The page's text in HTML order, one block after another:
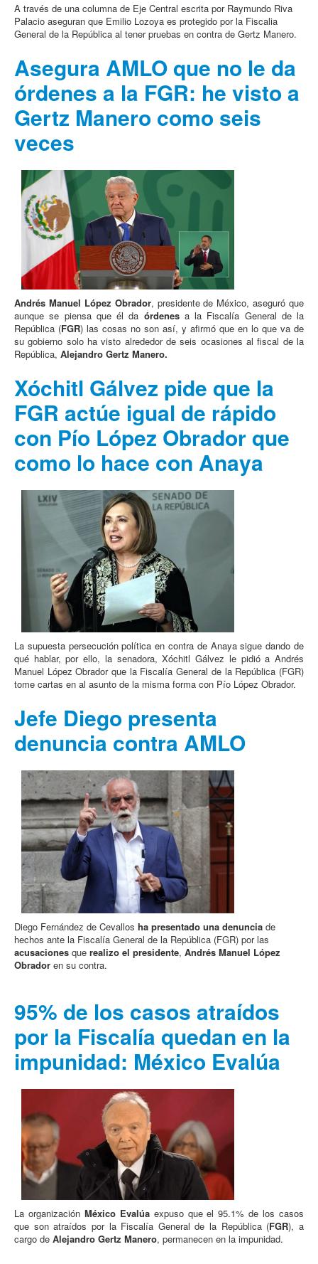
A través de una columna de Eje Central escrita por Raymundo Riva
Palacio aseguran que Emilio Lozoya es protegido por la Fiscalia
General de la República al tener pruebas en contra de Gertz Manero.
Asegura AMLO que no le da
órdenes a la FGR: he visto a
Gertz Manero como seis
veces
Andrés Manuel López Obrador, presidente de México, aseguró que
aunque se piensa que él da órdenesa la Fiscalía General de la
República (FGR) las cosas no son así, y afirmó que en lo que va de
su gobierno solo ha visto alrededor de seis ocasiones al fiscal de la
República, Alejandro Gertz Manero.
Xóchitl Gálvez pide que la
FGR actúe igual de rápido
con Pío López Obrador que
como lo hace con Anaya
La supuesta persecución política en contra de Anaya sigue dando de
qué hablar, por ello, la senadora, Xóchitl Gálvez le pidió a Andrés
Manuel López Obrador que la Fiscalía General de la República (FGR)
tome cartas en al asunto de la misma forma con Pío López Obrador.
Jefe Diego presenta
denuncia contra AMLO
Diego Fernández de Cevallos ha presentado una denuncia de
hechos ante la Fiscalía General de la República (FGR) por las
acusaciones que realizo el presidente, Andrés Manuel López
Obrador en su contra.
95% de los casos atraídos
por la Fiscalía quedan en la
impunidad: México Evalúa
La organización México Evalúaexpuso que el 95.1% de los casos
que son atraídos por la Fiscalía General de la República (FGR), a
cargo de Alejandro Gertz Manero, permanecen en la impunidad.